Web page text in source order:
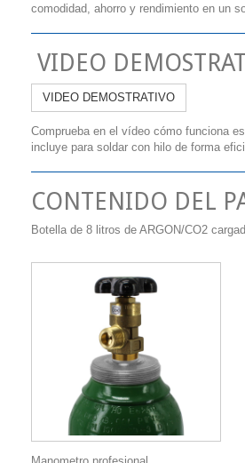
comodidad, ahorro y rendimiento en un
VIDEO
VIDEO DEMOSTRATIVO
Comprueba en el vídeo cómo funciona
incluye para soldar con hilo de forma
CONTENIDO DEL
Botella de 8 litros de ARGON/CO2